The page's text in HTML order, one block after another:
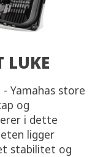
LUKE
Yamahas store
og
i dette
ligger
stabilitet og